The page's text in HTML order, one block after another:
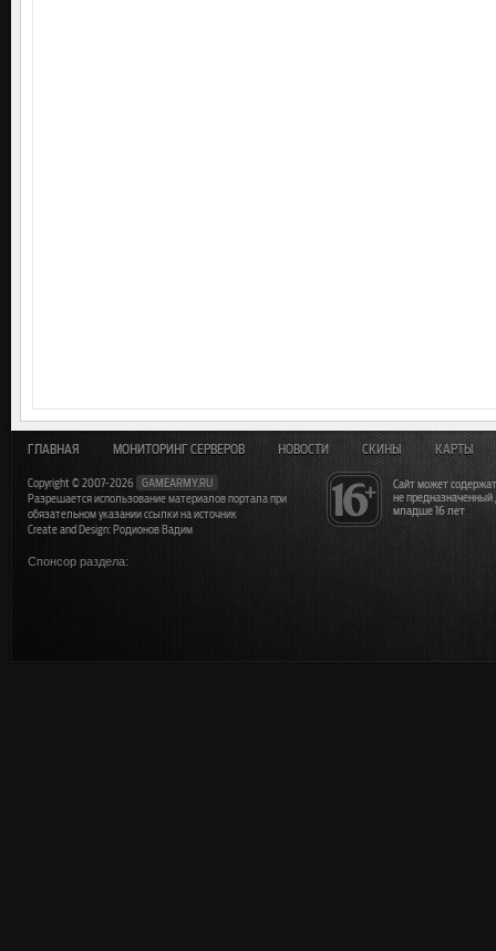
Сайт может
не
младше 16 лет
ГЛАВНАЯ МОНИТОРИНГ СЕРВЕРОВ НОВОСТИ СКИНЫ КАРТЫ
Copyright © 2007-2026
GAMEARMY.RU
Разрешается использование материалов портала при
обязательном указании ссылки на источник
Create and Design: Родионов Вадим
Спонсор раздела: